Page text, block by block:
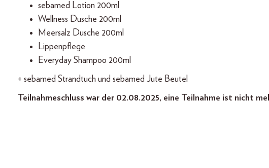
sebamed Lotion 200ml
Wellness Dusche 200ml
Meersalz Dusche 200ml
Lippenpflege
Everyday Shampoo 200ml
+ sebamed Strandtuch und sebamed Jute Beutel
Teilnahmeschluss war der 02.08.2025, eine Teilnahme ist nicht